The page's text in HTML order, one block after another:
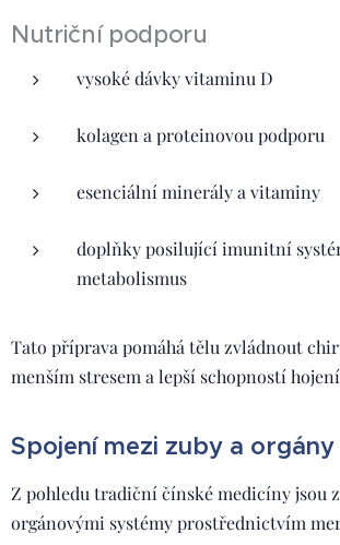
Nutriční podporu
vysoké dávky vitaminu D
kolagen a proteinovou podporu
esenciální minerály a vitaminy
doplňky posilující imunitní
metabolismus
Tato příprava pomáhá tělu zvládnout
menším stresem a lepší schopností
Spojení mezi zuby a orgány
Z pohledu tradiční čínské medicíny jsou
orgánovými systémy prostřednictvím